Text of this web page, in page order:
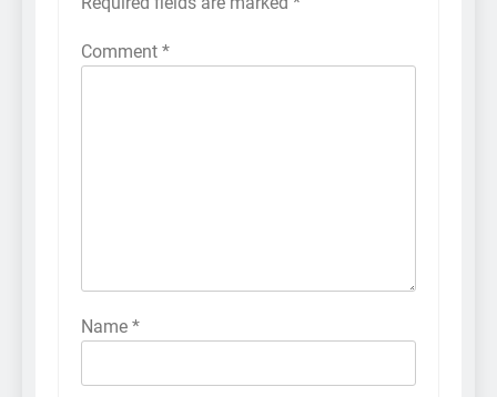
Comment *
Name *